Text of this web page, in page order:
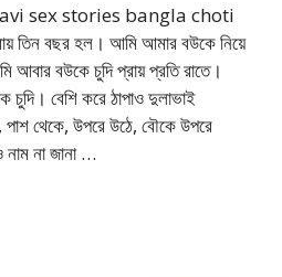
sex stories bangla choti
তিন বছর হল। আমি আমার বউকে নিয়ে
বউকে চুদি প্রায় প্রতি রাতে।
চুদি। বেশি করে ঠাপাও দুলাভাই
থেকে, উপরে উঠে, বৌকে উপরে
না জানা …